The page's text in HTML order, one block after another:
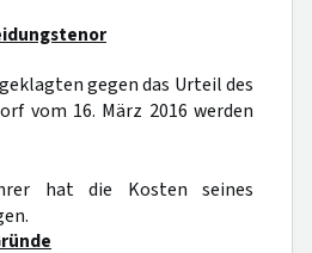
gegen das Urteil des
vom 16. März 2016 werden
hat die Kosten seines